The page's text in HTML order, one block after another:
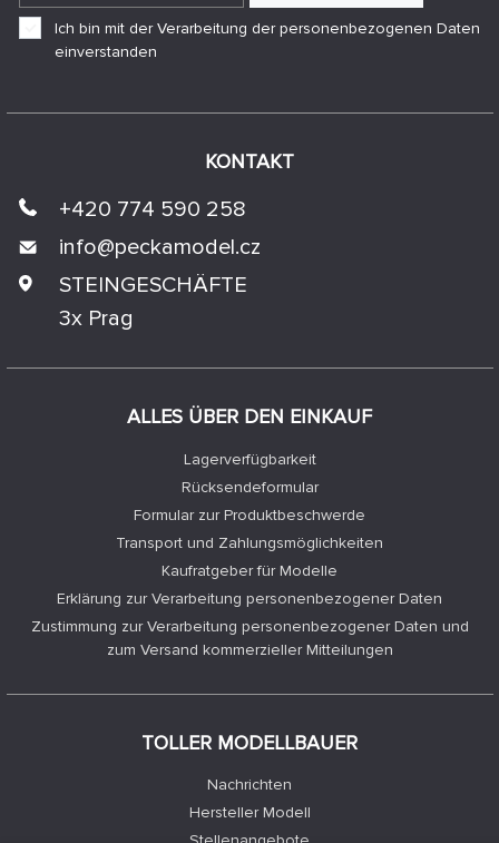
ALLES ÜBER DEN EINKAUF
Lagerverfügbarkeit
Rücksendeformular
Formular zur Produktbeschwerde
Transport und Zahlungsmöglichkeiten
Kaufratgeber für Modelle
Erklärung zur Verarbeitung personenbezogener Daten
Zustimmung zur Verarbeitung personenbezogener Daten und
zum Versand kommerzieller Mitteilungen
TOLLER MODELLBAUER
Nachrichten
Hersteller Modell
KONTAKT
+420 774 590 258
info@peckamodel.cz
STEINGESCHÄFTE
3x Prag
Ich bin mit der Verarbeitung der personenbezogenen Daten
einverstanden